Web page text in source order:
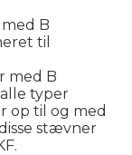
B
til
med B
typer
op til og med
stævner